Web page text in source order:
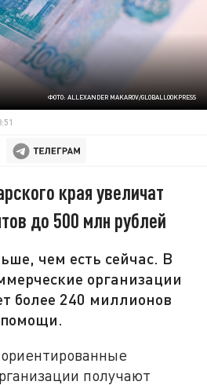
ФОТО: ALLEXANDER MAKAROV/GLOBALLOOKPRESS
края увеличат
до 500 млн рублей
чем есть сейчас. В
организации
более 240 миллионов
помощи.
получают